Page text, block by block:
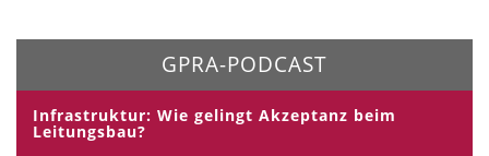
GPRA-PODCAST
Infrastruktur: Wie gelingt Akzeptanz beim
Leitungsbau?